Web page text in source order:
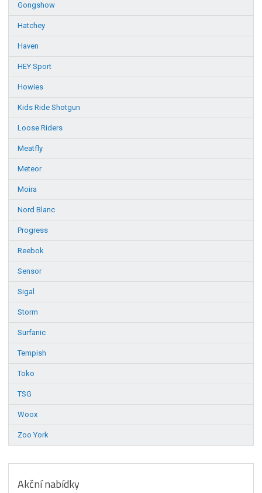
Gongshow
Hatchey
Haven
HEY Sport
Howies
Kids Ride Shotgun
Loose Riders
Meatfly
Meteor
Moira
Nord Blanc
Progress
Reebok
Sensor
Sigal
Storm
Surfanic
Tempish
Toko
TSG
Woox
Zoo York
Akční nabídky